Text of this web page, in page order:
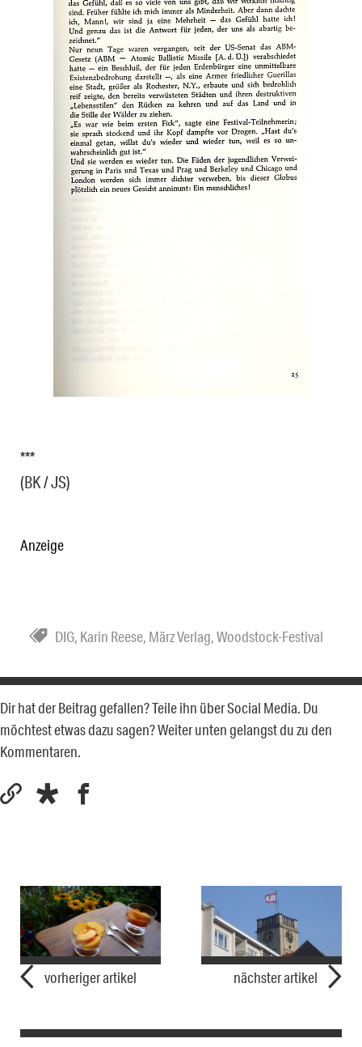
***
(BK / JS)
Anzeige
DIG, Karin Reese, März Verlag,Woodstock-Festival
Dir hat der Beitrag gefallen? Teile ihn über Social Media. Du
möchtest etwas dazu sagen? Weiter unten gelangst du zu den
Kommentaren.
vorheriger artikel nächster artikel